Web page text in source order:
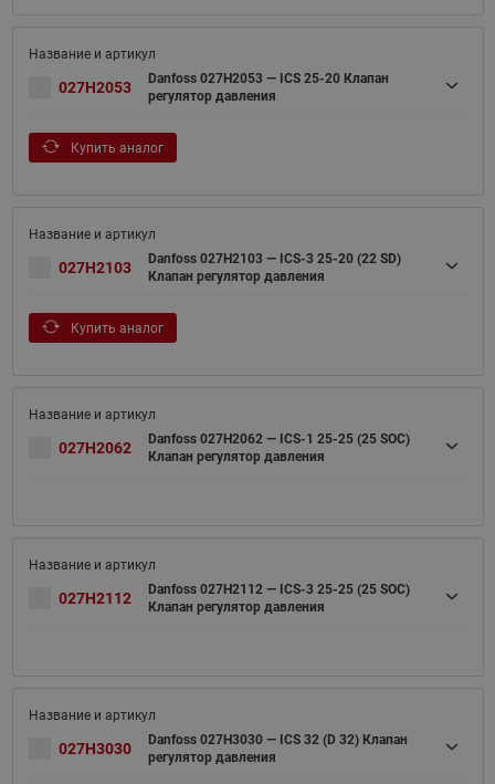
027H2053
Danfoss 027H2053 — ICS 25-20 Клапан
регулятор давления
Купить аналог
027H2103
Danfoss 027H2103 — ICS-3 25-20 (22 SD)
Клапан регулятор давления
Купить аналог
027H2062
Danfoss 027H2062 — ICS-1 25-25 (25 SOC)
Клапан регулятор давления
027H2112
Danfoss 027H2112 — ICS-3 25-25 (25 SOC)
Клапан регулятор давления
027H3030
Danfoss 027H3030 — ICS 32 (D 32) Клапан
регулятор давления